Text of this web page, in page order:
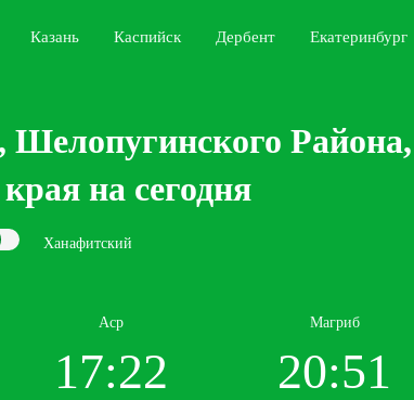
Казань Каспийск Дербент Екатеринбург
Района,
на сегодня
Ханафитский
Аср
17:22
Магриб
20:51